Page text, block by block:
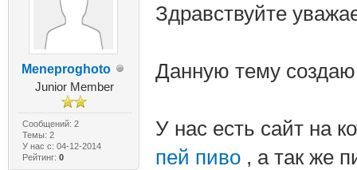
Meneproghoto
Junior Member
Сообщений: 2
Темы: 2
У нас с: 04-12-2014
Рейтинг: 0
Здравствуйте
Данную тему
У нас есть сайт на
пей пиво, а так же